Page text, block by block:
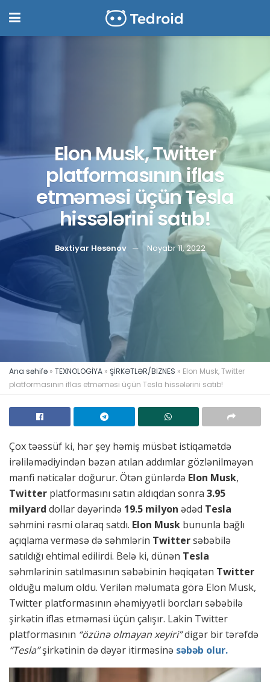
Elon Musk, Twitter
platformasının iflas
etməməsi üçün Tesla
hissələrini satıb!
Bəxtiyar Həsənov Noyabr 11, 2022
Ana səhifə » TEXNOLOGİYA » ŞİRKƏTLƏR/BİZNES » Elon Musk, Twitter
platformasının iflas etməməsi üçün Tesla hissələrini satıb!
Çox təəssüf ki, hər şey həmiş müsbət istiqamətdə
irəliləmədiyindən bəzən atılan addımlar gözlənilməyən
mənfi nəticələr doğurur. Ötən günlərdə Elon Musk,
Twitter platformasını satın aldıqdan sonra 3.95
milyard dollar dəyərində 19.5 milyon ədəd Tesla
səhmini rəsmi olaraq satdı. Elon Musk bununla bağlı
açıqlama verməsə də səhmlərin Twittersəbəbilə
satıldığı ehtimal edilirdi. Belə ki, dünən Tesla
səhmlərinin satılmasının səbəbinin həqiqətən Twitter
olduğu məlum oldu. Verilən məlumata görə Elon Musk,
Twitter platformasının əhəmiyyətli borcları səbəbilə
şirkətin iflas etməməsi üçün çalışır. Lakin Twitter
platformasının “özünə olmayan xeyiri”digər bir tərəfdə
“Tesla”şirkətinin də dəyər itirməsinə səbəb olur.